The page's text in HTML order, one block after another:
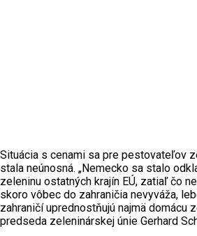
Situácia s cenami sa pre pestovateľov
stala neúnosná. „Nemecko sa stalo
zeleninu ostatných krajín EÚ, zatiaľ čo
skoro vôbec do zahraničia nevyváža,
zahraničí uprednostňujú najmä domácu
predseda zeleninárskej únie Gerhard